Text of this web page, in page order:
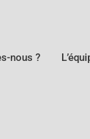
nous ?